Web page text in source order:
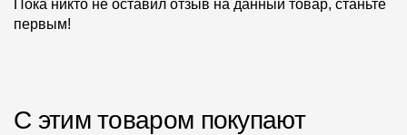
Пока никто не оставил отзыв на данный товар, станьте
первым!
С этим товаром покупают